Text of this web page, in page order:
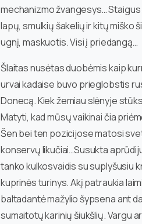
mechanizmo žvangesys…
lapų, smulkių šakelių ir kitų miško
ugnį, maskuotis. Visi į priedangą…
Šlaitas nusėtas duobėmis kaip
urvai kadaise buvo prieglobstis
Donecą. Kiek žemiau slėnyje
Matyti, kad mūsų vaikinai čia
Šen bei ten pozicijose matosi
konservų likučiai…Susukta
tanko kulkosvaidis su suplyšusiu
kuprinės turinys. Akį patraukia
baltadantė mažylio šypsena ant
sumaitotų karinių šiukšlių. Vargu